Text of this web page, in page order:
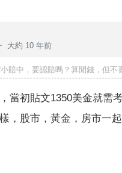
大約 10 年前
小賠中，要認賠嗎？算閒錢，但不
當初貼文1350美金就需
，股市，黃金，房市一